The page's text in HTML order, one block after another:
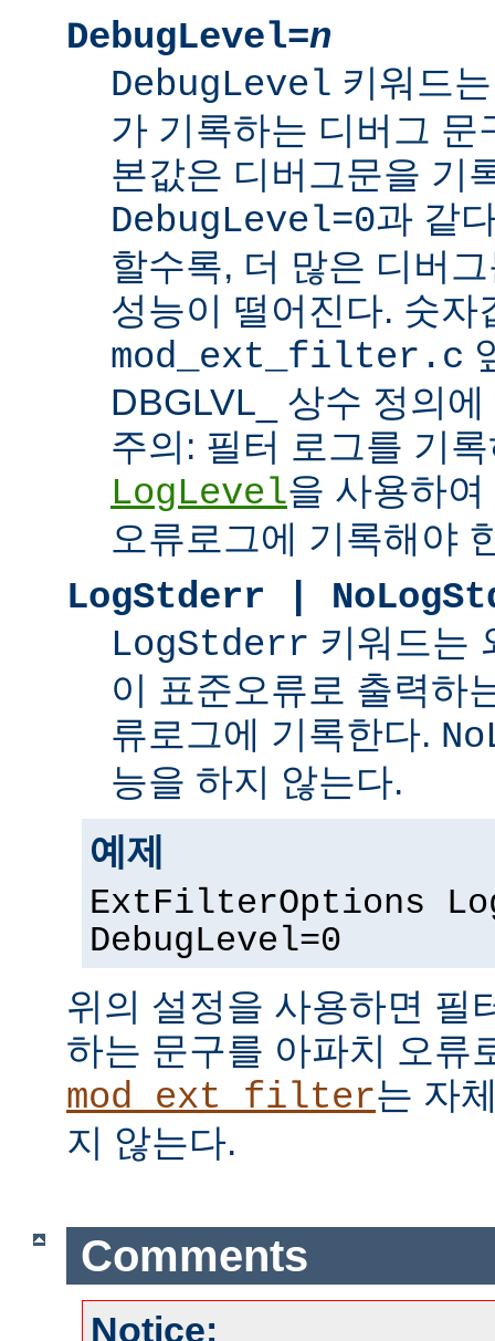
DebugLevel=n
DebugLevel 키워드
가 기록하는 디버그 문
본값은 디버그문을 기
DebugLevel=0과 같
할수록, 더 많은 디버
성능이 떨어진다. 숫자
mod_ext_filter.c
DBGLVL_ 상수 정의
주의: 필터 로그를 기
LogLevel을 사용하
오류로그에 기록해야
LogStderr |
LogStderr 키워드는
이 표준오류로 출력하
류로그에 기록한다.
능을 하지 않는다.
예제
ExtFilterOptions
DebugLevel=0
위의 설정을 사용하면 필
하는 문구를 아파치 오류
mod_ext_filter는 자
지 않는다.
Comments
Notice: